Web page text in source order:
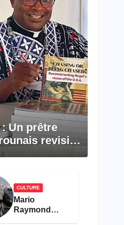
Un prêtre
revisite
de Hegel à
CULTURE
Mario
Raymond